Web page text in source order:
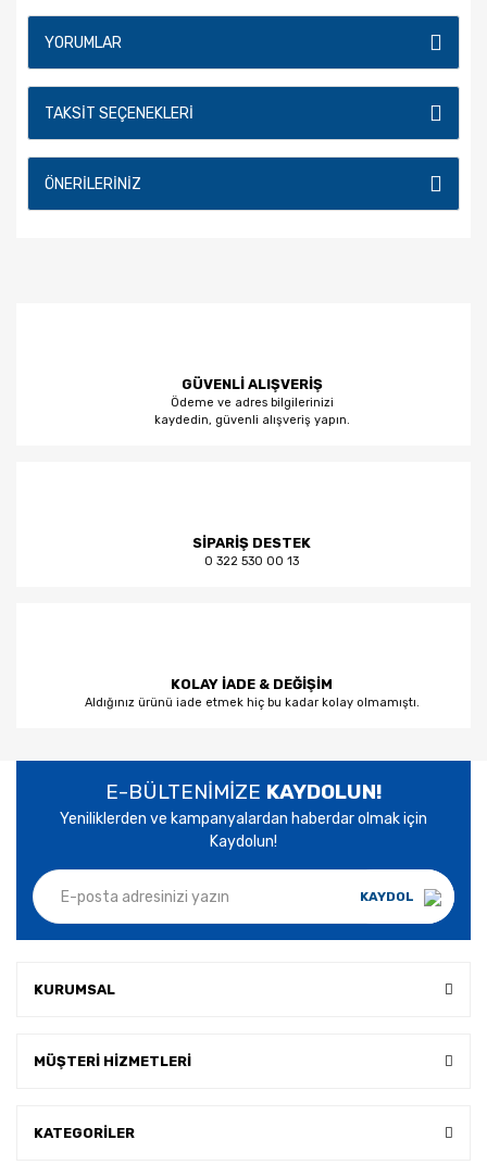
YORUMLAR
TAKSIT SEÇENEKLERI
ÖNERILERINIZ
GÜVENLİ ALIŞVERİŞ
Ödeme ve adres bilgilerinizi
kaydedin, güvenli alışveriş yapın.
SİPARİŞ DESTEK
0 322 530 00 13
KOLAY İADE & DEĞİŞİM
Aldığınız ürünü iade etmek hiç bu kadar kolay olmamıştı.
E-BÜLTENİMİZE KAYDOLUN!
Yeniliklerden ve kampanyalardan haberdar olmak için
Kaydolun!
KAYDOL
KURUMSAL
MÜŞTERİ HİZMETLERİ
KATEGORİLER